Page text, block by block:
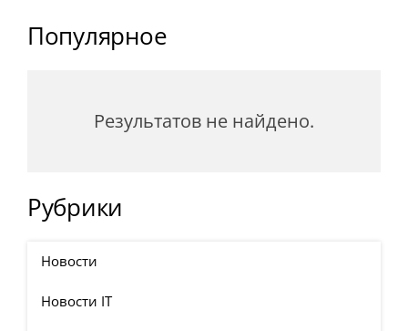
Популярное
Результатов не найдено.
Рубрики
Новости
Новости IT